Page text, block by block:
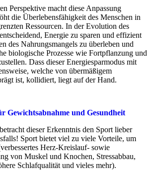
Perspektive macht diese Anpassung
die Überlebensfähigkeit des Menschen in
Ressourcen. In der Evolution des
Energie zu sparen und effizient
des Nahrungsmangels zu überleben und
biologische Prozesse wie Fortpflanzung und
Dass dieser Energiesparmodus mit
welche von übermäßigem
ist, kollidiert, liegt auf der Hand.
Gewichtsabnahme und Gesundheit
dieser Erkenntnis den Sport lieber
Sport bietet viel zu viele Vorteile, um
Herz-Kreislauf- sowie
von Muskel und Knochen, Stressabbau,
Schlafqualität und vieles mehr).